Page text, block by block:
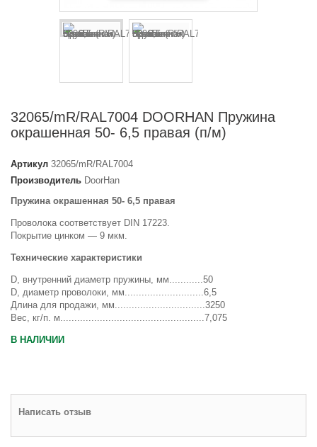
32065/mR/RAL7004 DOORHAN Пружина
окрашенная 50- 6,5 правая (п/м)
Артикул 32065/mR/RAL7004
Производитель DoorHan
Пружина окрашенная 50- 6,5 правая
Проволока соответствует DIN 17223.
Покрытие цинком — 9 мкм.
Технические характеристики
D, внутренний диаметр пружины, мм............50
D, диаметр проволоки, мм............................6,5
Длина для продажи, мм................................3250
Вес, кг/п. м...................................................7,075
В НАЛИЧИИ
Написать отзыв